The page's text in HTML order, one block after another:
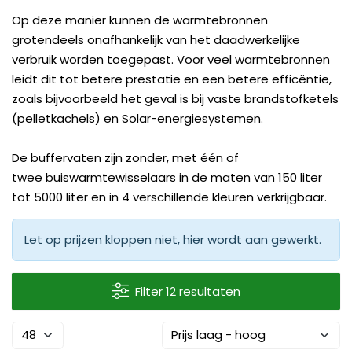
Op deze manier kunnen de warmtebronnen
grotendeels onafhankelijk van het daadwerkelijke
verbruik worden toegepast. Voor veel warmtebronnen
leidt dit tot betere prestatie en een betere efficëntie,
zoals bijvoorbeeld het geval is bij vaste brandstofketels
(pelletkachels) en Solar-energiesystemen.
De buffervaten zijn zonder, met één of
twee buiswarmtewisselaars in de maten van 150 liter
tot 5000 liter en in 4 verschillende kleuren verkrijgbaar.
Let op prijzen kloppen niet, hier wordt aan gewerkt.
Filter 12 resultaten